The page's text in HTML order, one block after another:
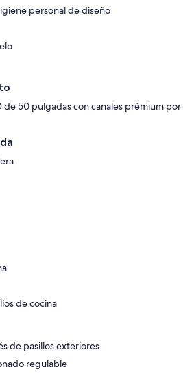
personal de diseño
de 50 pulgadas con canales prémium por
de cocina
de pasillos exteriores
regulable